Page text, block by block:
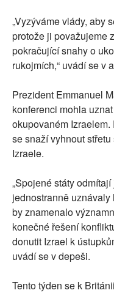
„Vyzýváme vlády, aby
protože ji považujeme
pokračující snahy o
rukojmích,“ uvádí se v
Prezident Emmanuel
konferenci mohla
okupovaném
se snaží vyhnout
Izraele.
„Spojené státy
jednostranně
by znamenalo
konečné řešení
donutit Izrael k
uvádí se v depeši.
Tento týden se k